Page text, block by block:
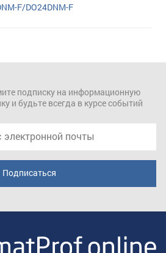
F/DO24DNM-F
подписку на информационную
и будьте всегда в курсе событий